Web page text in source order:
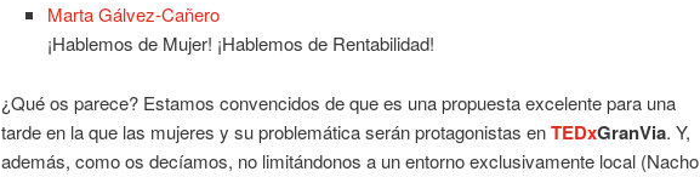
Marta Gálvez-Cañero
¡Hablemos de Mujer! ¡Hablemos de Rentabilidad!
¿Qué os parece? Estamos convencidos de que es una propuesta excelente para una
tarde en la que las mujeres y su problemática serán protagonistas enTEDxGranVia. Y,
además, como os decíamos, no limitándonos a un entorno exclusivamente local (Nacho